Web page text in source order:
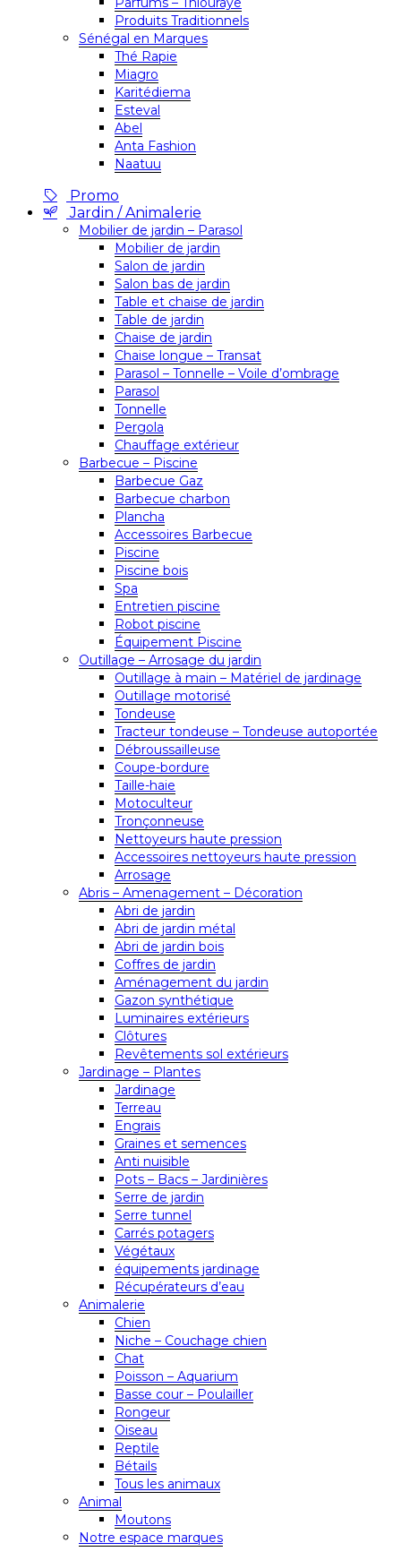
Produits Traditionnels
Sénégal en Marques
Thé Rapie
Miagro
Karitédiema
Esteval
Abel
Anta Fashion
Naatuu
Promo
Jardin / Animalerie
Mobilier de jardin – Parasol
Mobilier de jardin
Salon de jardin
Salon bas de jardin
Table et chaise de jardin
Table de jardin
Chaise de jardin
Chaise longue – Transat
Parasol – Tonnelle – Voile d’ombrage
Parasol
Tonnelle
Pergola
Chauffage extérieur
Barbecue – Piscine
Barbecue Gaz
Barbecue charbon
Plancha
Accessoires Barbecue
Piscine
Piscine bois
Spa
Entretien piscine
Robot piscine
Équipement Piscine
Outillage – Arrosage du jardin
Outillage à main – Matériel de jardinage
Outillage motorisé
Tondeuse
Tracteur tondeuse – Tondeuse autoportée
Débroussailleuse
Coupe-bordure
Taille-haie
Motoculteur
Tronçonneuse
Nettoyeurs haute pression
Accessoires nettoyeurs haute pression
Arrosage
Abris – Amenagement – Décoration
Abri de jardin
Abri de jardin métal
Abri de jardin bois
Coffres de jardin
Aménagement du jardin
Gazon synthétique
Luminaires extérieurs
Clôtures
Revêtements sol extérieurs
Jardinage – Plantes
Jardinage
Terreau
Engrais
Graines et semences
Anti nuisible
Pots – Bacs – Jardinières
Serre de jardin
Serre tunnel
Carrés potagers
Végétaux
équipements jardinage
Récupérateurs d’eau
Animalerie
Chien
Niche – Couchage chien
Chat
Poisson – Aquarium
Basse cour – Poulailler
Rongeur
Oiseau
Reptile
Bétails
Tous les animaux
Animal
Moutons
Notre espace marques